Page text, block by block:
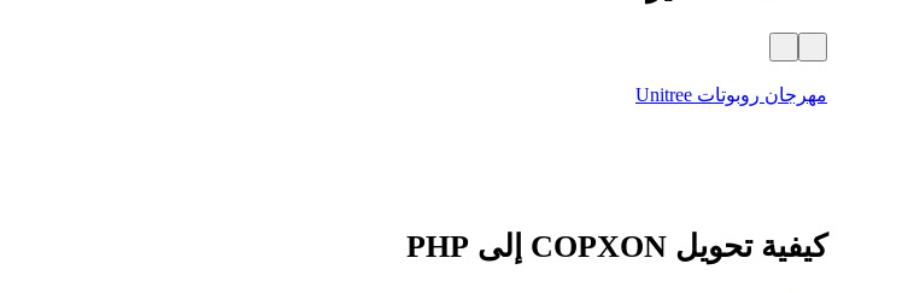
مهرجان روبوتات Unitree
كيفية تحويل COPXON إلى PHP